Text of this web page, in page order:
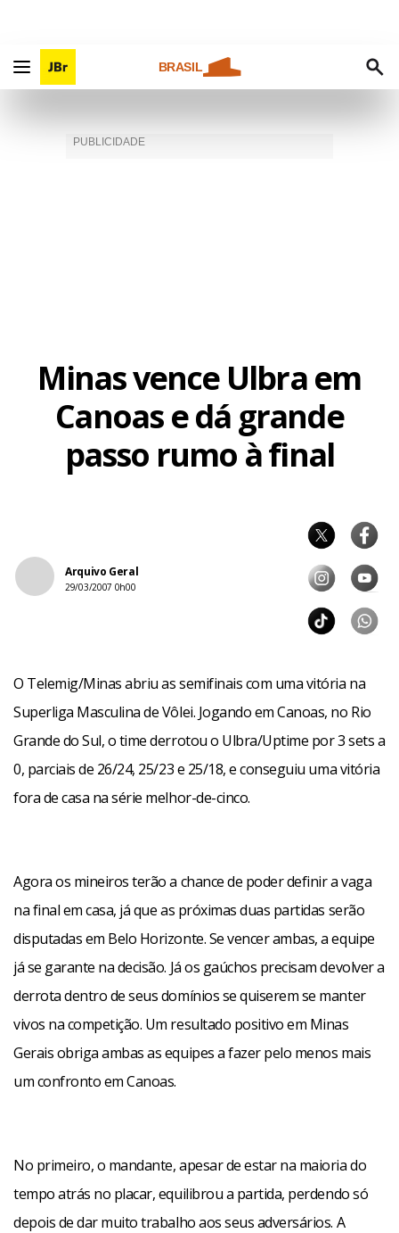
BRASIL
Minas vence Ulbra em
Canoas e dá grande
passo rumo à final
Arquivo Geral
29/03/2007 0h00
O Telemig/Minas abriu as semifinais com uma vitória na
Superliga Masculina de Vôlei. Jogando em Canoas, no Rio
Grande do Sul, o time derrotou o Ulbra/Uptime por 3 sets a
0, parciais de 26/24, 25/23 e 25/18, e conseguiu uma vitória
fora de casa na série melhor-de-cinco.
Agora os mineiros terão a chance de poder definir a vaga
na final em casa, já que as próximas duas partidas serão
disputadasem Belo Horizonte. Sevencer ambas, a equipe
já se garante na decisão. Já os gaúchos precisam devolver a
derrota dentro de seus domínios se quiserem se manter
vivos na competição. Um resultado positivoem Minas
Geraisobriga ambas as equipes a fazer pelo menos mais
um confronto em Canoas.
No primeiro, o mandante, apesar de estar na maioria do
tempo atrás no placar, equilibrou a partida, perdendo só
depois de dar muito trabalho aos seus adversários. A